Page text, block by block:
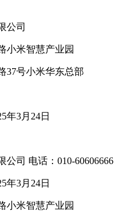
公司
小米智慧产业园
37号小米华东总部
年3月24日
司 电话：010-60606666
年3月24日
小米智慧产业园